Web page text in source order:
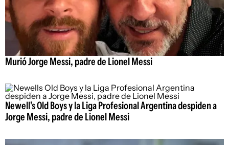
Murió Jorge Messi, padre de Lionel Messi
Newell's Old Boys y la Liga Profesional Argentina despiden a
Jorge Messi, padre de Lionel Messi